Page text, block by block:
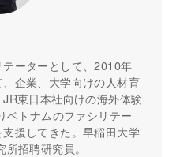
ーターとして、2010年
企業、大学向けの人材育
東日本社向けの海外体験
ベトナムのファシリテー
援してきた。早稲田大学
招聘研究員。